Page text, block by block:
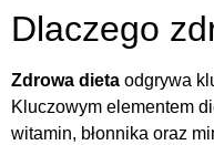
Dlaczego
Zdrowa dieta odgrywa
Kluczowym elementem
witamin, błonnika oraz